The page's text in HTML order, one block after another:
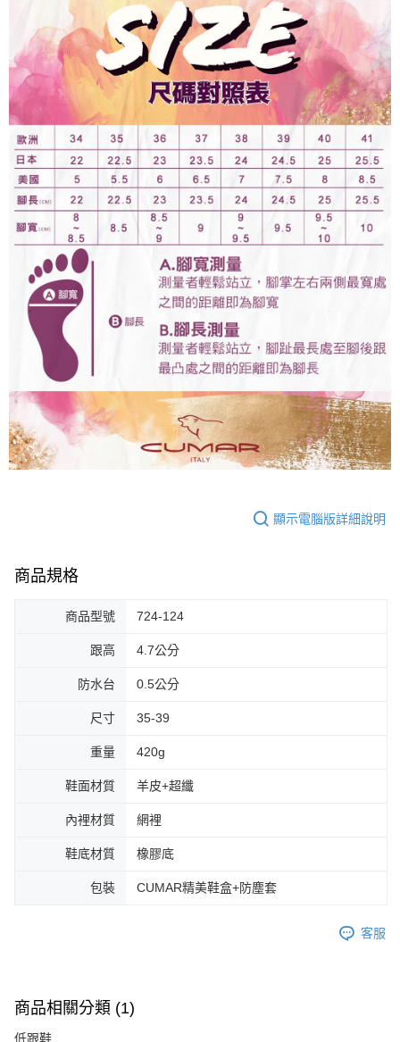
顯示電腦版詳細說明
商品規格
商品型號 724-124
跟高 4.7公分
防水台 0.5公分
尺寸 35-39
重量 420g
鞋面材質 羊皮+超纖
內裡材質 網裡
鞋底材質 橡膠底
包裝 CUMAR精美鞋盒+防塵套
客服
商品相關分類 (1)
低跟鞋